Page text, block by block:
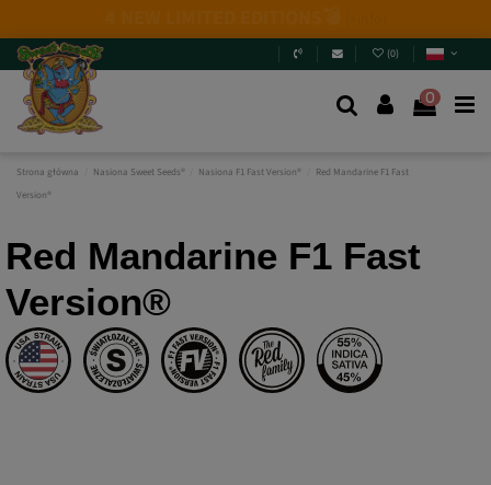
you really going to miss them? Jump in anddiscover
them.
(
Red Mandarine F1 Fast
Version®